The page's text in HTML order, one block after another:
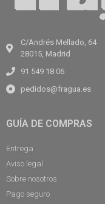
C/Andrés Mellado, 64
28015, Madrid
91 549 18 06
pedidos@fragua.es
GUÍA DE COMPRAS
Entrega
Aviso legal
Sobre nosotros
Pago seguro